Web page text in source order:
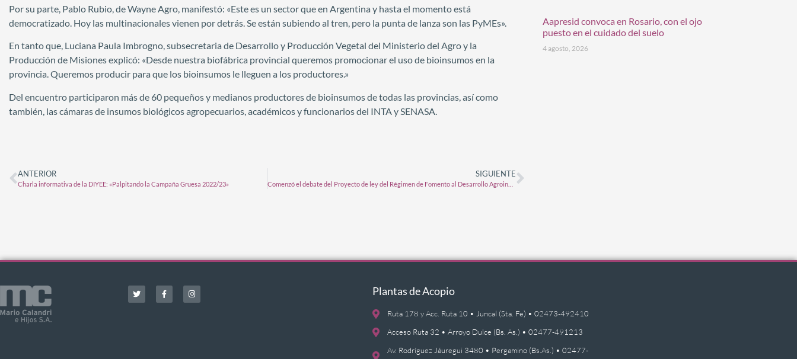
Por su parte, Pablo Rubio, de Wayne Agro, manifestó: «Este es un sector que en Argentina y hasta el momento está
democratizado. Hoy las multinacionales vienen por detrás. Se están subiendo al tren, pero la punta de lanza son las PyMEs».
En tanto que, Luciana Paula Imbrogno, subsecretaria de Desarrollo y Producción Vegetal del Ministerio del Agro y la
Producción de Misiones explicó: «Desde nuestra biofábrica provincial queremos promocionar el uso de bioinsumos en la
provincia. Queremos producir para que los bioinsumos le lleguen a los productores.»
Del encuentro participaron más de 60 pequeños y medianos productores de bioinsumos de todas las provincias, así como
también, las cámaras de insumos biológicos agropecuarios, académicos y funcionarios del INTA y SENASA.
ANTERIOR
Charla informativa de la DIYEE: «Palpitando la Campaña Gruesa 2022/23»
SIGUIENTE
Comenzó el debate del Proyecto de ley del Régimen de Fomento al Desarrollo Agroindustrial
Aapresid convoca en Rosario, con el ojo
puesto en el cuidado del suelo
4 agosto, 2026
Plantas de Acopio
Ruta 178 y Acc. Ruta 10 • Juncal (Sta. Fe) • 02473-492410
Acceso Ruta 32 • Arroyo Dulce (Bs. As.) • 02477-491213
Av. Rodríguez Jáuregui 3480 • Pergamino (Bs.As.) • 02477-